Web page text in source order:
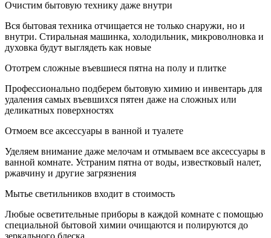
Очистим бытовую технику даже внутри
Вся бытовая техника отчищается не только снаружи, но и
внутри. Стиральная машинка, холодильник, микроволновка и
духовка будут выглядеть как новые
Ототрем сложные въевшиеся пятна на полу и плитке
Профессионально подберем бытовую химию и инвентарь для
удаления самых въевшихся пятен даже на сложных или
деликатных поверхностях
Отмоем все аксессуары в ванной и туалете
Уделяем внимание даже мелочам и отмываем все аксессуары в
ванной комнате. Устраним пятна от воды, известковый налет,
ржавчину и другие загрязнения
Мытье светильников входит в стоимость
Любые осветительные приборы в каждой комнате с помощью
специальной бытовой химии очищаются и полируются до
зеркального блеска